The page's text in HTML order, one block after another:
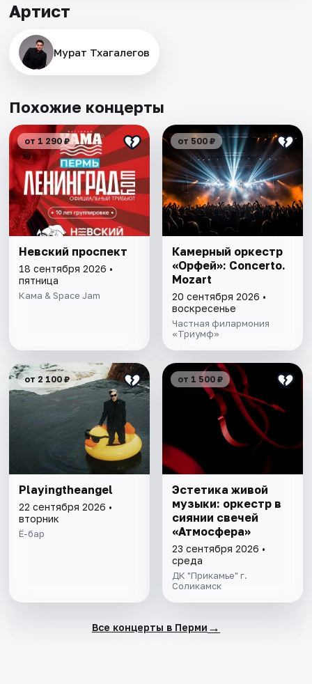
Артист
Мурат Тхагалегов
Похожие концерты
от 1 290 ₽
Невский проспект
18 сентября 2026 •
пятница
Кама & Space Jam
от 500 ₽
Камерный оркестр
«Орфей»: Concerto.
Mozart
20 сентября 2026 •
воскресенье
Частная филармония
«Триумф»
от 2 100 ₽
Playingtheangel
22 сентября 2026 •
вторник
Ё-бар
от 1 500 ₽
Эстетика живой
музыки: оркестр в
сиянии свечей
«Атмосфера»
23 сентября 2026 •
среда
ДК "Прикамье" г.
Соликамск
Все концерты в Перми →